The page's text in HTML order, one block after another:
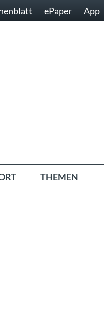
ePaper App
THEMEN